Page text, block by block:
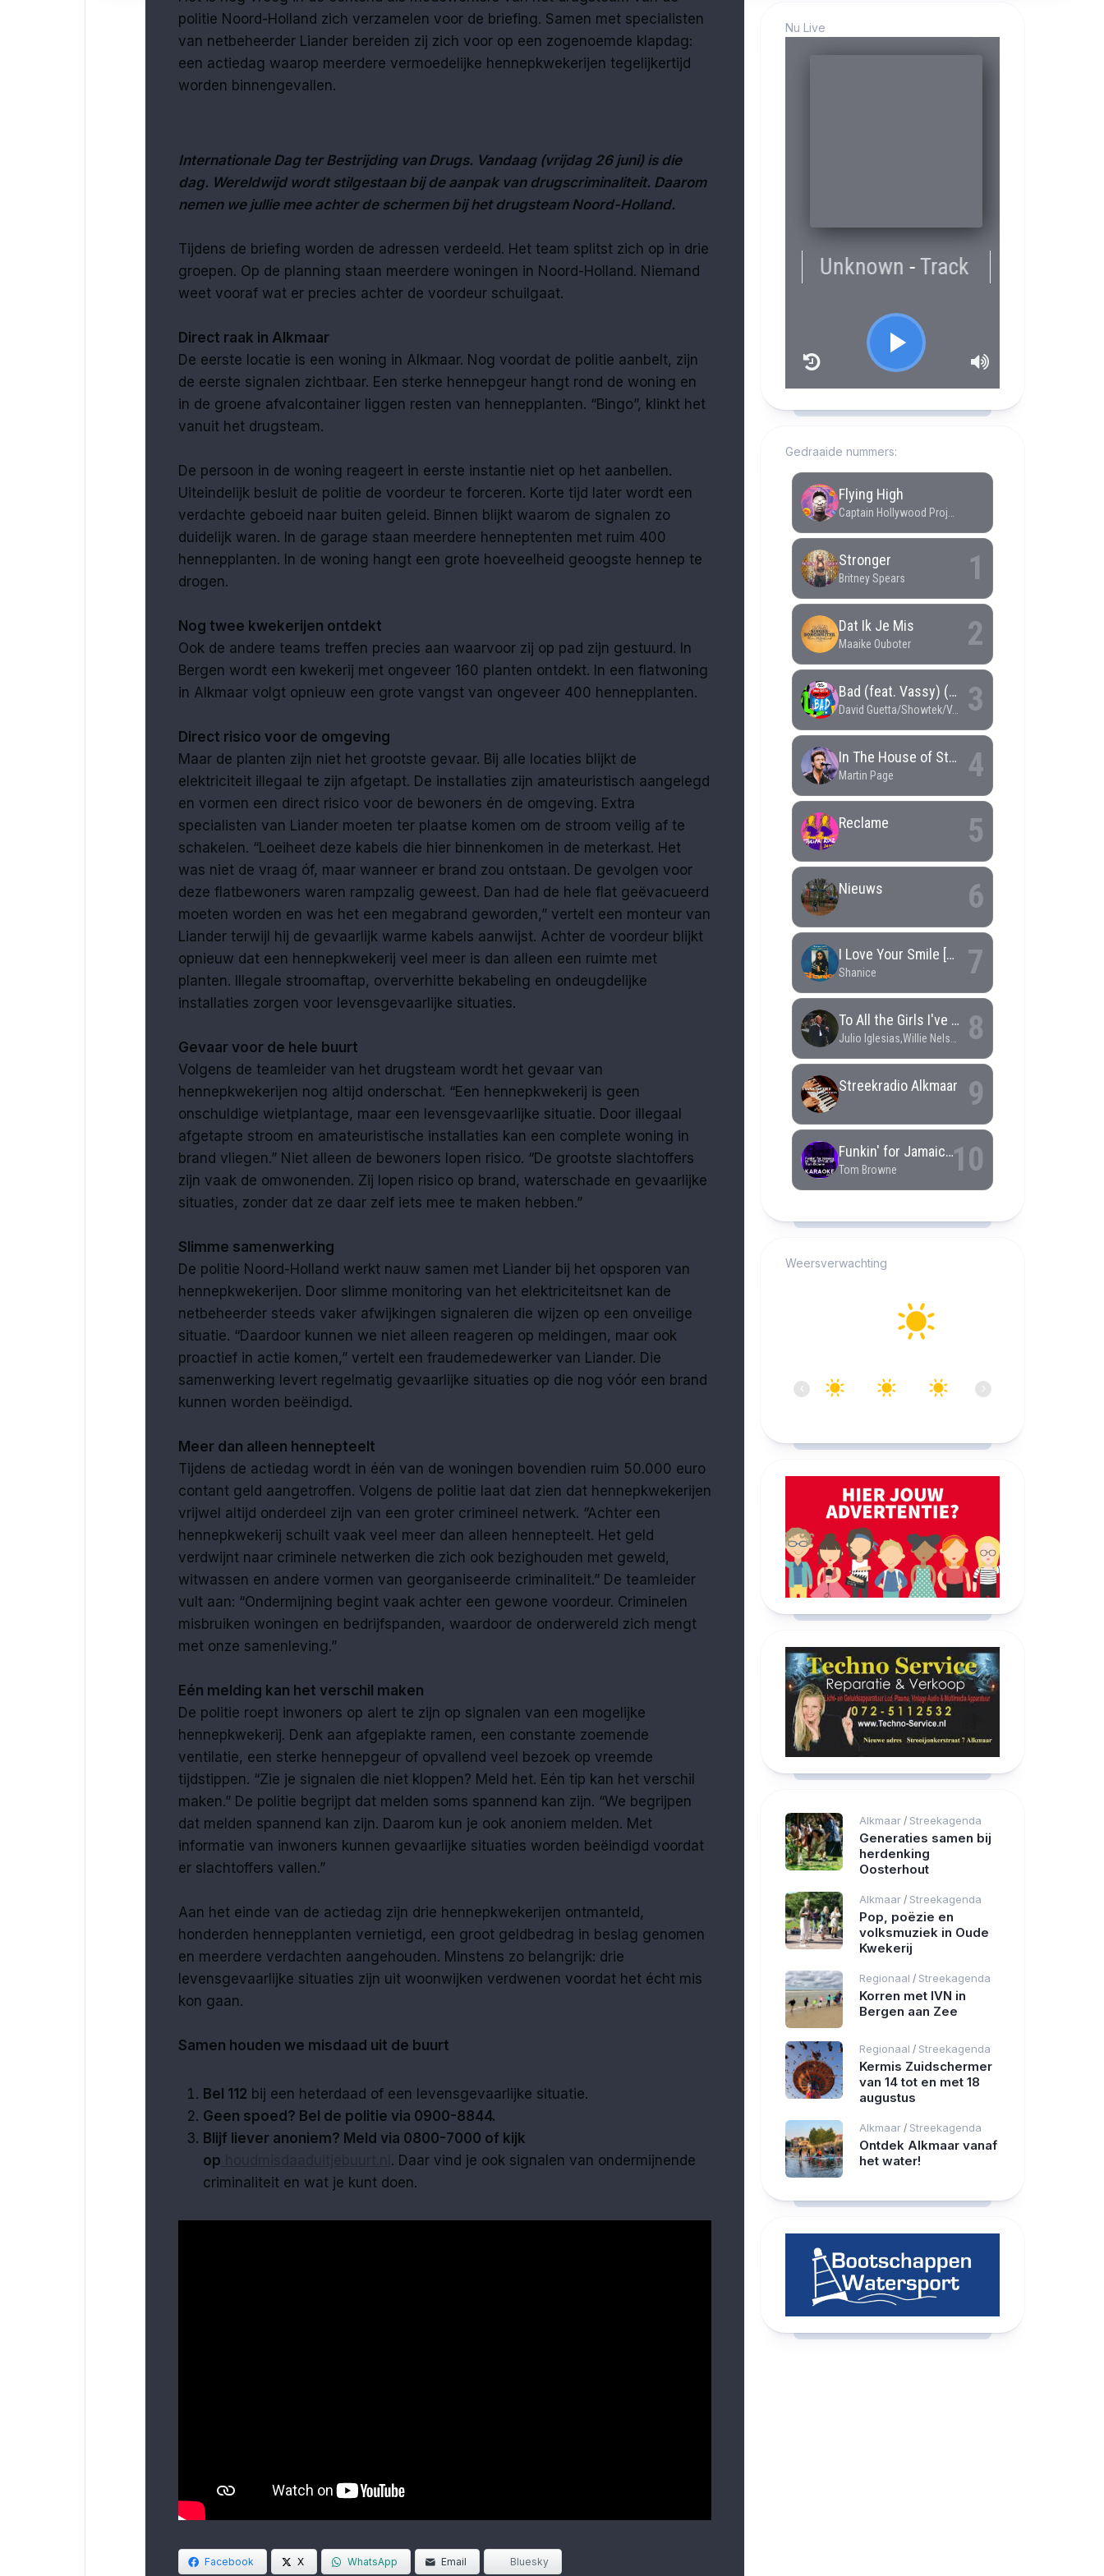
politie Noord-Holland zich verzamelen voor de briefing. Samen met specialisten
van netbeheerder Liander bereiden zij zich voor op een zogenoemde klapdag:
een actiedag waarop meerdere vermoedelijke hennepkwekerijen tegelijkertijd
worden binnengevallen.
Internationale Dag ter Bestrijding van Drugs. Vandaag (vrijdag 26 juni) is die
dag. Wereldwijd wordt stilgestaan bij de aanpak van drugscriminaliteit. Daarom
nemen we jullie mee achter de schermen bij het drugsteam Noord-Holland.
Tijdens de briefing worden de adressen verdeeld. Het team splitst zich op in drie
groepen. Op de planning staan meerdere woningen in Noord-Holland. Niemand
weet vooraf wat er precies achter de voordeur schuilgaat.
Direct raak in Alkmaar
De eerste locatie is een woning in Alkmaar. Nog voordat de politie aanbelt, zijn
de eerste signalen zichtbaar. Een sterke hennepgeur hangt rond de woning en
in de groene afvalcontainer liggen resten van hennepplanten. “Bingo”, klinkt het
vanuit het drugsteam.
De persoon in de woning reageert in eerste instantie niet op het aanbellen.
Uiteindelijk besluit de politie de voordeur te forceren. Korte tijd later wordt een
verdachte geboeid naar buiten geleid. Binnen blijkt waarom de signalen zo
duidelijk waren. In de garage staan meerdere henneptenten met ruim 400
hennepplanten. In de woning hangt een grote hoeveelheid geoogste hennep te
drogen.
Nog twee kwekerijen ontdekt
Ook de andere teams treffen precies aan waarvoor zij op pad zijn gestuurd. In
Bergen wordt een kwekerij met ongeveer 160 planten ontdekt. In een flatwoning
in Alkmaar volgt opnieuw een grote vangst van ongeveer 400 hennepplanten.
Direct risico voor de omgeving
Maar de planten zijn niet het grootste gevaar. Bij alle locaties blijkt de
elektriciteit illegaal te zijn afgetapt. De installaties zijn amateuristisch aangelegd
en vormen een direct risico voor de bewoners én de omgeving. Extra
specialisten van Liander moeten ter plaatse komen om de stroom veilig af te
schakelen. “Loeiheet deze kabels die hier binnenkomen in de meterkast. Het
was niet de vraag óf, maar wanneer er brand zou ontstaan. De gevolgen voor
deze flatbewoners waren rampzalig geweest. Dan had de hele flat geëvacueerd
moeten worden en was het een megabrand geworden,” vertelt een monteur van
Liander terwijl hij de gevaarlijk warme kabels aanwijst. Achter de voordeur blijkt
opnieuw dat een hennepkwekerij veel meer is dan alleen een ruimte met
planten. Illegale stroomaftap, oververhitte bekabeling en ondeugdelijke
installaties zorgen voor levensgevaarlijke situaties.
Gevaar voor de hele buurt
Volgens de teamleider van het drugsteam wordt het gevaar van
hennepkwekerijen nog altijd onderschat. “Een hennepkwekerij is geen
onschuldige wietplantage, maar een levensgevaarlijke situatie. Door illegaal
afgetapte stroom en amateuristische installaties kan een complete woning in
brand vliegen.” Niet alleen de bewoners lopen risico. “De grootste slachtoffers
zijn vaak de omwonenden. Zij lopen risico op brand, waterschade en gevaarlijke
situaties, zonder dat ze daar zelf iets mee te maken hebben.”
Slimme samenwerking
De politie Noord-Holland werkt nauw samen met Liander bij het opsporen van
hennepkwekerijen. Door slimme monitoring van het elektriciteitsnet kan de
netbeheerder steeds vaker afwijkingen signaleren die wijzen op een onveilige
situatie. “Daardoor kunnen we niet alleen reageren op meldingen, maar ook
proactief in actie komen,” vertelt een fraudemedewerker van Liander. Die
samenwerking levert regelmatig gevaarlijke situaties op die nog vóór een brand
kunnen worden beëindigd.
Meer dan alleen hennepteelt
Tijdens de actiedag wordt in één van de woningen bovendien ruim 50.000 euro
contant geld aangetroffen. Volgens de politie laat dat zien dat hennepkwekerijen
vrijwel altijd onderdeel zijn van een groter crimineel netwerk. “Achter een
hennepkwekerij schuilt vaak veel meer dan alleen hennepteelt. Het geld
verdwijnt naar criminele netwerken die zich ook bezighouden met geweld,
witwassen en andere vormen van georganiseerde criminaliteit.” De teamleider
vult aan: “Ondermijning begint vaak achter een gewone voordeur. Criminelen
misbruiken woningen en bedrijfspanden, waardoor de onderwereld zich mengt
met onze samenleving.”
Eén melding kan het verschil maken
De politie roept inwoners op alert te zijn op signalen van een mogelijke
hennepkwekerij. Denk aan afgeplakte ramen, een constante zoemende
ventilatie, een sterke hennepgeur of opvallend veel bezoek op vreemde
tijdstippen. “Zie je signalen die niet kloppen? Meld het. Eén tip kan het verschil
maken.” De politie begrijpt dat melden soms spannend kan zijn. “We begrijpen
dat melden spannend kan zijn. Daarom kun je ook anoniem melden. Met
informatie van inwoners kunnen gevaarlijke situaties worden beëindigd voordat
er slachtoffers vallen.”
Aan het einde van de actiedag zijn drie hennepkwekerijen ontmanteld,
honderden hennepplanten vernietigd, een groot geldbedrag in beslag genomen
en meerdere verdachten aangehouden. Minstens zo belangrijk: drie
levensgevaarlijke situaties zijn uit woonwijken verdwenen voordat het écht mis
kon gaan.
Samen houden we misdaad uit de buurt
Bel 112 bij een heterdaad of een levensgevaarlijke situatie.
Geen spoed? Bel de politie via 0900-8844.
Blijf liever anoniem? Meld via 0800-7000 of kijk
op
. Daar vind je ook signalen van ondermijnende
criminaliteit en wat je kunt doen.
Facebook X WhatsApp Email Bluesky
Nu Live
Gedraaide nummers:
Weersverwachting
‹ ›
Alkmaar / Streekagenda
Generaties samen bij
herdenking
Oosterhout
Alkmaar / Streekagenda
Pop, poëzie en
volksmuziek in Oude
Kwekerij
Regionaal / Streekagenda
Korren met IVN in
Bergen aan Zee
Regionaal / Streekagenda
Kermis Zuidschermer
van 14 tot en met 18
augustus
Alkmaar / Streekagenda
Ontdek Alkmaar vanaf
het water!